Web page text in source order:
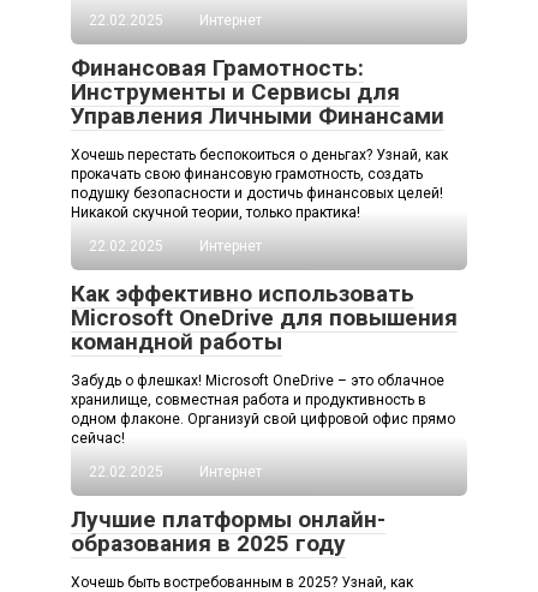
22.02.2025 Интернет
Финансовая Грамотность:
Инструменты и Сервисы для
Управления Личными Финансами
Хочешь перестать беспокоиться о деньгах? Узнай, как
прокачать свою финансовую грамотность, создать
подушку безопасности и достичь финансовых целей!
Никакой скучной теории, только практика!
22.02.2025
Интернет
Как эффективно использовать
Microsoft OneDrive для повышения
командной работы
Забудь о флешках! Microsoft OneDrive – это облачное
хранилище, совместная работа и продуктивность в
одном флаконе. Организуй свой цифровой офис прямо
сейчас!
22.02.2025
Интернет
Лучшие платформы онлайн-
образования в 2025 году
Хочешь быть востребованным в 2025? Узнай, как